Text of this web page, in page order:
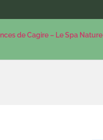
de Cagire – Le Spa Nature